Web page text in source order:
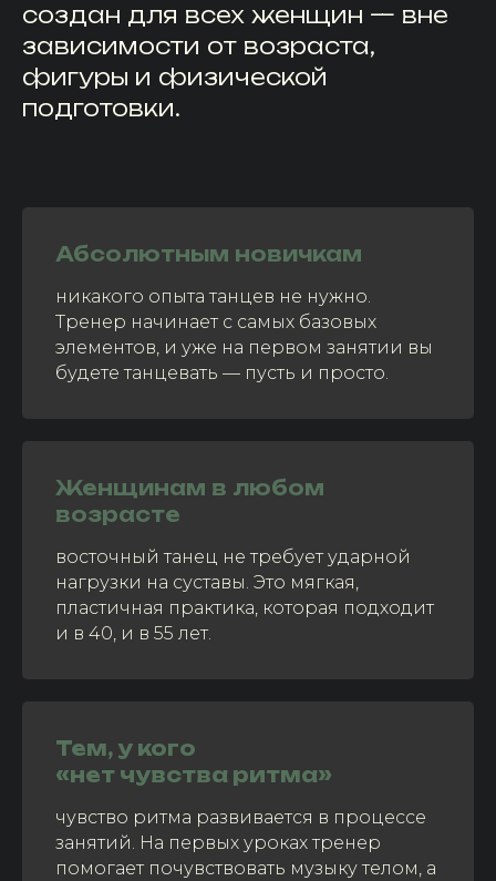
создан для всех женщин — вне
зависимости от возраста,
фигуры и физической
подготовки.
Абсолютным новичкам
никакого опыта танцев не нужно.
Тренер начинает с самых базовых
элементов, и уже на первом занятии вы
будете танцевать — пусть и просто.
Женщинам в любом
возрасте
восточный танец не требует ударной
нагрузки на суставы. Это мягкая,
пластичная практика, которая подходит
и в 40, и в 55 лет.
Тем, у кого
«нет чувства ритма»
чувство ритма развивается в процессе
занятий. На первых уроках тренер
помогает почувствовать музыку телом, а